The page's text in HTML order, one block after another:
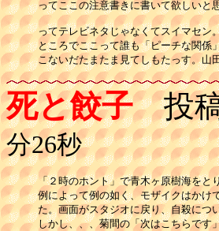
ってここの注意書きに書いて欲しいと
ってテレビネタじゃなくてスイマセン
ところでここって誰も「ピーチな関係
こないだたまたま見てしもたっす。山
死と餃子投稿
分26秒
「２時のホント」で青木ヶ原樹海をと
例によって例の如く、モザイクはかけ
た。画面がスタジオに戻り、自殺につ
しかし、、、菊間の「次はこちらです